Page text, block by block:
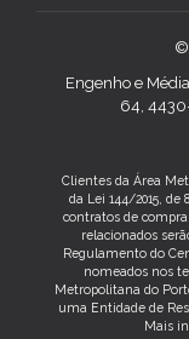
©
Engenho e
64,
Clientes da Área
da Lei 144/2015,
contratos de
relacionados
Regulamento do
nomeados nos
Metropolitana do
uma Entidade de
Mais